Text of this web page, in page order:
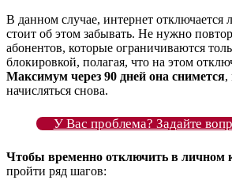
В данном случае, интернет отключается
стоит об этом забывать. Не нужно
абонентов, которые ограничиваются
блокировкой, полагая, что на этом
Максимум через 90 дней она снимется,
начисляться снова.
У Вас проблема? Задайте
Чтобы временно отключить в личном
пройти ряд шагов: